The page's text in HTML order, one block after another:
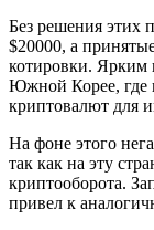
Без решения этих
$20000, а
котировки. Ярким
Южной Корее, где
криптовалют для
На фоне этого
так как на эту
криптооборота.
привел к